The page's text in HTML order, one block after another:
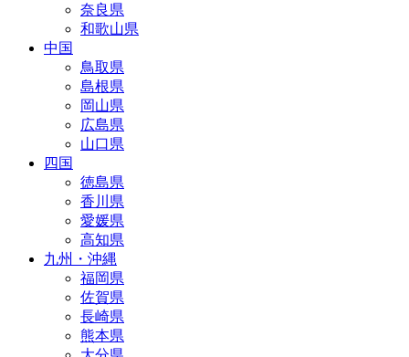
奈良県
和歌山県
中国
鳥取県
島根県
岡山県
広島県
山口県
四国
徳島県
香川県
愛媛県
高知県
九州・沖縄
福岡県
佐賀県
長崎県
熊本県